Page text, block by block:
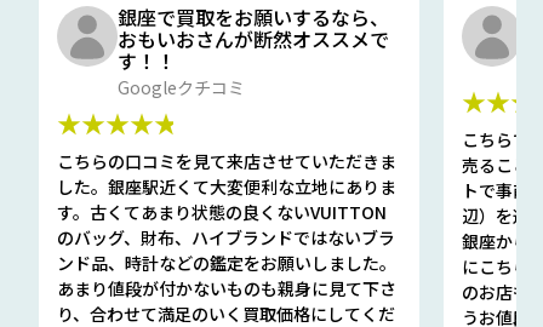
銀座で買取をお願いするなら、
おもいおさんが断然オススメで
す！！
Googleクチコミ
★★★★★
こちらの口コミを見て来店させていただきま
した。銀座駅近くて大変便利な立地にありま
す。古くてあまり状態の良くないVUITTON
のバッグ、財布、ハイブランドではないブラ
ンド品、時計などの鑑定をお願いしました。
あまり値段が付かないものも親身に見て下さ
り、合わせて満足のいく買取価格にしてくだ
こちらで
売ること
トで事前
辺）を選
銀座から
にこちら
のお店も
うお値段